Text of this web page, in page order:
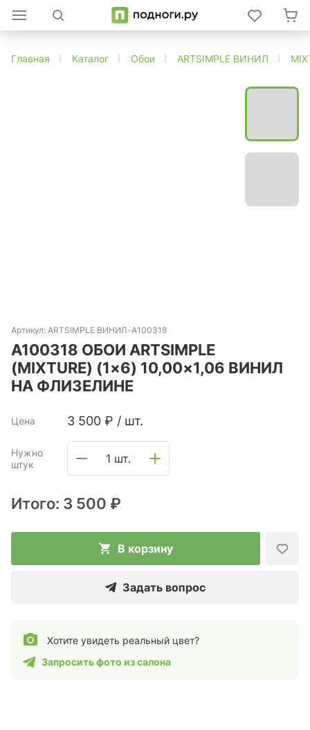
Главная Каталог Обои ARTSIMPLE ВИНИЛ
Артикул: ARTSIMPLE ВИНИЛ-A100318
A100318 ОБОИ ARTSIMPLE
(MIXTURE) (1×6) 10,00×1,06 ВИНИЛ
НА ФЛИЗЕЛИНЕ
Цена 3 500 ₽ / шт.
Нужно
штук
1 шт.
Итого: 3 500 ₽
В корзину
Задать вопрос
Хотите увидеть реальный цвет?
Запросить фото из салона